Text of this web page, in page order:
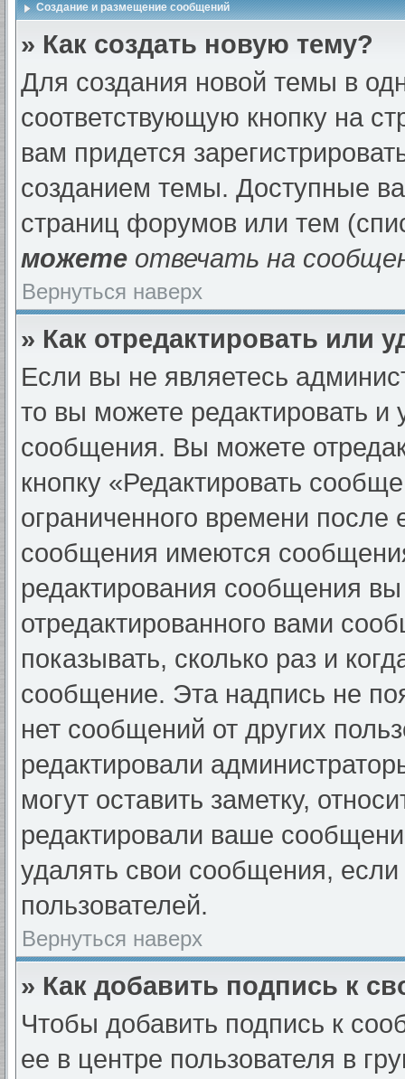
Создание и размещение сообщений
» Как создать новую тему?
Для создания новой темы в
соответствующую кнопку на
вам придется
созданием темы. Доступные
страниц форумов или тем
можете отвечать на
Вернуться наверх
» Как отредактировать или
Если вы не являетесь
то вы можете редактировать и
сообщения. Вы можете
кнопку «Редактировать
ограниченного времени
сообщения имеются
редактирования сообщения
отредактированного вами
показывать, сколько раз и
сообщение. Эта надпись не
нет сообщений от других
редактировали
могут оставить заметку,
редактировали ваше
удалять свои сообщения,
пользователей.
Вернуться наверх
» Как добавить подпись к
Чтобы добавить подпись к
ее в центре пользователя в